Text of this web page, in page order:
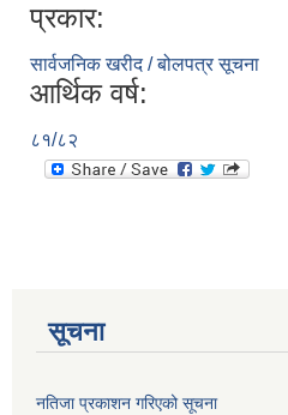
प्रकार:
सार्वजनिक खरीद / बोलपत्र सूचना
आर्थिक वर्ष:
८१/८२
सूचना
नतिजा प्रकाशन गरिएको सूचना